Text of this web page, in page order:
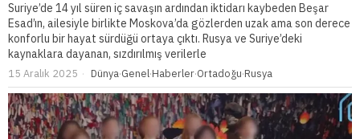
Suriye’de 14 yıl süren iç savaşın ardından iktidarı kaybeden Beşar
Esad’ın, ailesiyle birlikte Moskova’da gözlerden uzak ama son derece
konforlu bir hayat sürdüğü ortaya çıktı. Rusya ve Suriye’deki
kaynaklara dayanan, sızdırılmış verilerle
15 Aralık 2025 Dünya·Genel·Haberler·Ortadoğu·Rusya